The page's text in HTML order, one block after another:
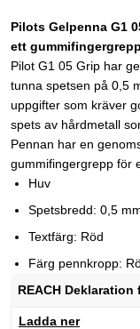
Pilots Gelpenna G1
ett
Pilot G1 05 Grip har
tunna spetsen på 0,5
uppgifter som kräver
spets av hårdmetall
Pennan har en
gummifingergrepp för
Huv
Spetsbredd: 0,5
Textfärg: Röd
Färg pennkropp:
REACH Deklaration
Ladda ner